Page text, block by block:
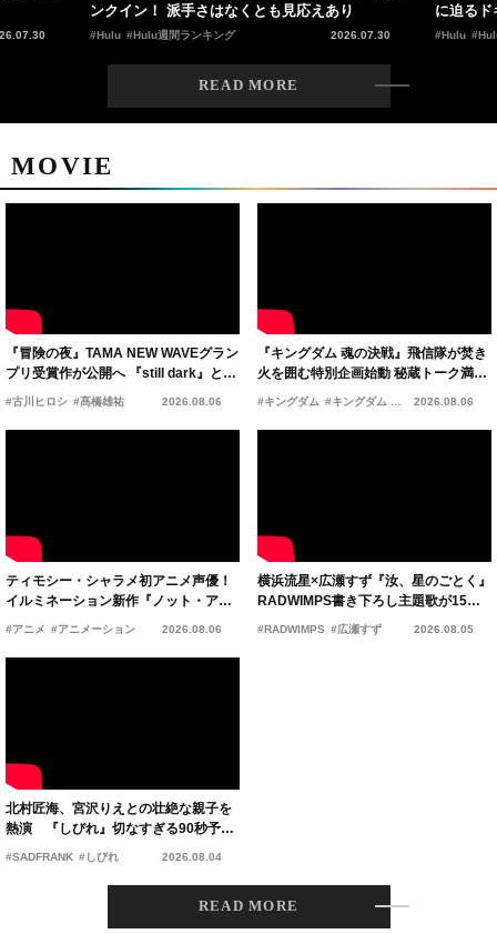
ンクイン！ 派手さはなくとも見応えあり
#Hulu #Hulu週間ランキング 2026.07.30
に迫る
#Hulu
READ MORE
MOVIE
『冒険の夜』TAMA NEW WAVEグラン
プリ受賞作が公開へ 『still dark』と同
時上映決定
#古川ヒロシ #髙橋雄祐 2026.08.06
『キングダム 魂の決戦』飛信隊が焚き
火を囲む特別企画始動 秘蔵トーク満載
の“キングダムキャンプ”開催
#キングダム #キングダム 魂の決戦 2026.08.06
ティモシー・シャラメ初アニメ声優！
イルミネーション新作『ノット・アロ
ーン』2027年公開決定
#アニメ #アニメーション 2026.08.06
横浜流星×広瀬すず『汝、星のごとく』
RADWIMPS書き下ろし主題歌が15年
の愛を切なく彩る
#RADWIMPS #広瀬すず 2026.08.05
北村匠海、宮沢りえとの壮絶な親子を
熱演 『しびれ』切なすぎる90秒予告
#SADFRANK #しびれ 2026.08.04
READ MORE